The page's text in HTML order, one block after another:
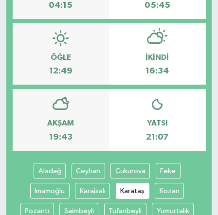
04:15 05:45
ÖĞLE
12:49
İKINDI
16:34
AKŞAM
19:43
YATSI
21:07
Aladağ Ceyhan Çukurova Feke
İmamoğlu Karaisalı Karataş Kozan
Pozantı Saimbeyli Tufanbeyli Yumurtalık